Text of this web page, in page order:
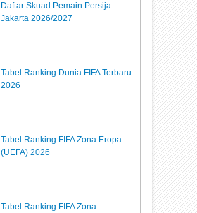
Daftar Skuad Pemain Persija
Jakarta 2026/2027
Tabel Ranking Dunia FIFA Terbaru
2026
Tabel Ranking FIFA Zona Eropa
(UEFA) 2026
Tabel Ranking FIFA Zona